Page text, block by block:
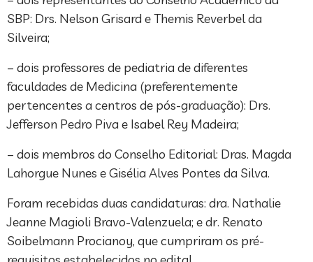
SBP: Drs. Nelson Grisard e Themis Reverbel da
Silveira;
– dois professores de pediatria de diferentes
faculdades de Medicina (preferentemente
pertencentes a centros de pós-graduação): Drs.
Jefferson Pedro Piva e Isabel Rey Madeira;
– dois membros do Conselho Editorial: Dras. Magda
Lahorgue Nunes e Gisélia Alves Pontes da Silva.
Foram recebidas duas candidaturas: dra. Nathalie
Jeanne Magioli Bravo-Valenzuela; e dr. Renato
Soibelmann Procianoy, que cumpriram os pré-